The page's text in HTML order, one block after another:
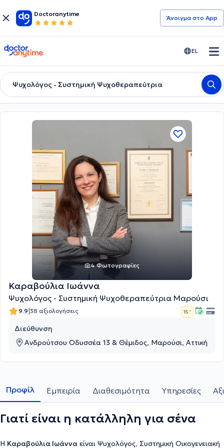
Doctoranytime
Άνοιγμα στο App
doctoranytime EL
Ψυχολόγος - Συστημική Ψυχοθεραπεύτρια
4 Φωτογραφίες
Καραβούλια Ιωάννα
Ψυχολόγος - Συστημική Ψυχοθεραπεύτρια Μαρούσι
9.9|38 αξιολογήσεις 15 '
Διεύθυνση
Ανδρούτσου Οδυσσέα 13 & Θέμιδος, Μαρούσι, Αττική
Προφίλ Εμπειρία Διαθεσιμότητα Υπηρεσίες
Γιατί είναι η κατάλληλη για σένα
Η Καραβούλια Ιωάννα είναι Ψυχολόγος, Συστημική Οικογενειακή